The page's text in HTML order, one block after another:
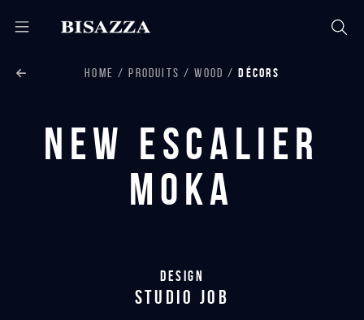
HOME PRODUITS WOOD DÉCORS
New Escalier
Moka
Design
studio job